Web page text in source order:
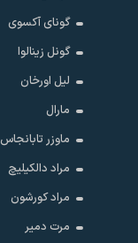
گونای آکسوی
گونل زینالوا
لیل اورخان
مارال
ماوزر تابانجاس
مراد دالکیلیچ
مراد کورشون
مرت دمیر